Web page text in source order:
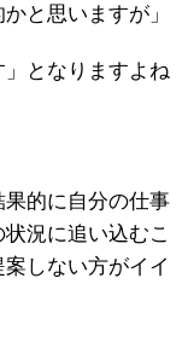
と思いますが」
」となりますよね
的に自分の仕事
況に追い込むこ
しない方がイイ